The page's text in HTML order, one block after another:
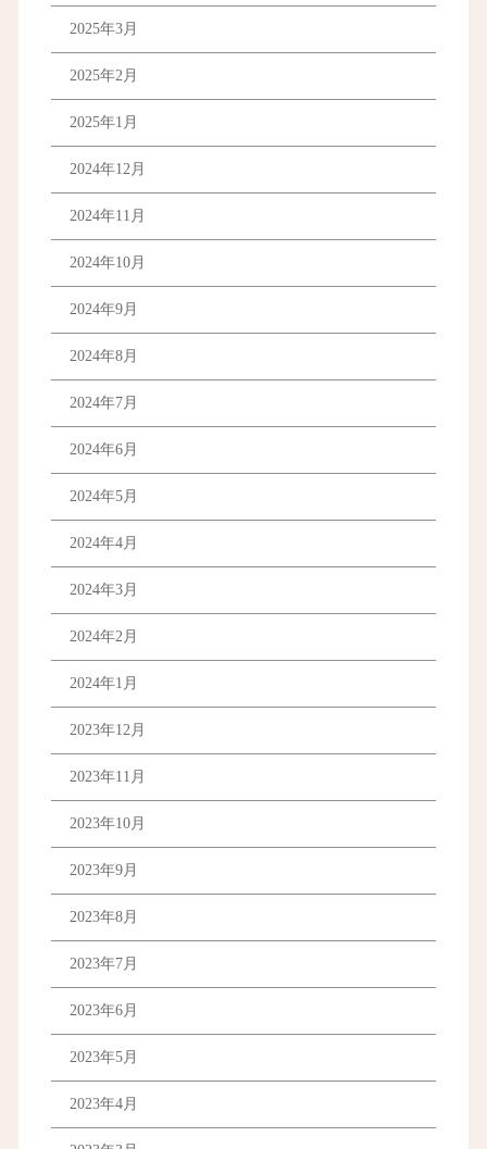
2025年3月
2025年2月
2025年1月
2024年12月
2024年11月
2024年10月
2024年9月
2024年8月
2024年7月
2024年6月
2024年5月
2024年4月
2024年3月
2024年2月
2024年1月
2023年12月
2023年11月
2023年10月
2023年9月
2023年8月
2023年7月
2023年6月
2023年5月
2023年4月